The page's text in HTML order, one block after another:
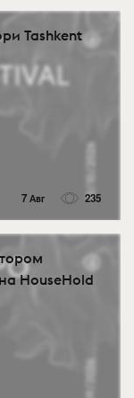
Tashkent
7 Авг 235
HouseHold